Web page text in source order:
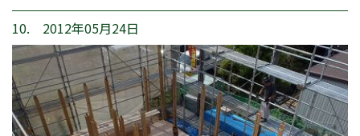
10. 2012年05月24日